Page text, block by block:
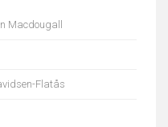
Macdougall
Flatås